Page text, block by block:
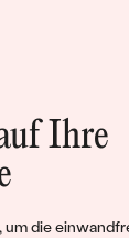
Ihre
die